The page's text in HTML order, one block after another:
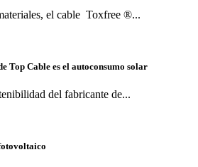
el cable Toxfree ®...
Top Cable es el autoconsumo solar
del fabricante de...